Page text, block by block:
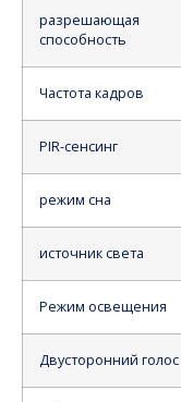
разрешающая
способность
Частота кадров
PIR-сенсинг
режим сна
источник света
Режим освещения
Двусторонний голос